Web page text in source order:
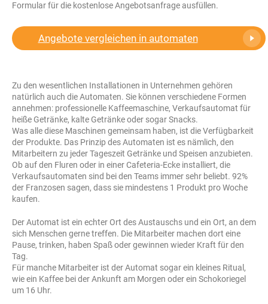
Formular für die kostenlose Angebotsanfrage ausfüllen.
Angebote vergleichen in automaten
Zu den wesentlichen Installationen in Unternehmen gehören
natürlich auch die Automaten. Sie können verschiedene Formen
annehmen: professionelle Kaffeemaschine, Verkaufsautomat für
heiße Getränke, kalte Getränke oder sogar Snacks.
Was alle diese Maschinen gemeinsam haben, ist die Verfügbarkeit
der Produkte. Das Prinzip des Automaten ist es nämlich, den
Mitarbeitern zu jeder Tageszeit Getränke und Speisen anzubieten.
Ob auf den Fluren oder in einer Cafeteria-Ecke installiert, die
Verkaufsautomaten sind bei den Teams immer sehr beliebt. 92%
der Franzosen sagen, dass sie mindestens 1 Produkt pro Woche
kaufen.
Der Automat ist ein echter Ort des Austauschs und ein Ort, an dem
sich Menschen gerne treffen. Die Mitarbeiter machen dort eine
Pause, trinken, haben Spaß oder gewinnen wieder Kraft für den
Tag.
Für manche Mitarbeiter ist der Automat sogar ein kleines Ritual,
wie ein Kaffee bei der Ankunft am Morgen oder ein Schokoriegel
um 16 Uhr.